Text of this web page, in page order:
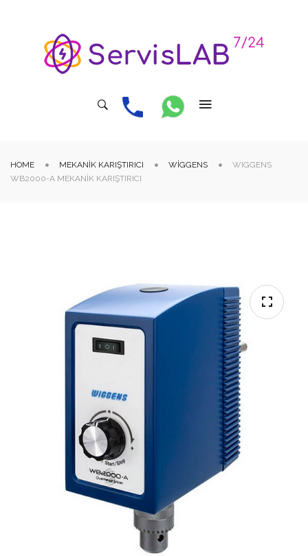
HOME MEKANIK KARIŞTIRICI WIGGENS
WIGGENS
WB2000-A MEKANIK KARIŞTIRICI